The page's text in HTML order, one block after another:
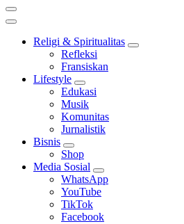
Religi & Spiritualitas
Refleksi
Fransiskan
Lifestyle
Edukasi
Musik
Komunitas
Jurnalistik
Bisnis
Shop
Media Sosial
WhatsApp
YouTube
TikTok
Facebook